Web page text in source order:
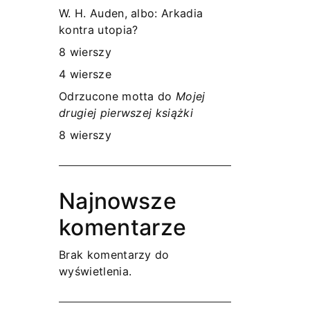
W. H. Auden, albo: Arkadia
kontra utopia?
8 wierszy
4 wiersze
Odrzucone motta doMojej
drugiej pierwszej książki
8 wierszy
Najnowsze
komentarze
Brak komentarzy do
wyświetlenia.